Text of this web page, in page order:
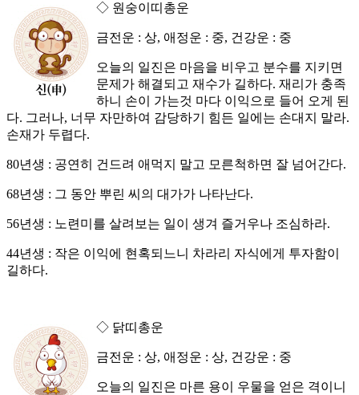
◇ 원숭이띠총운
금전운 : 상, 애정운 : 중, 건강운 : 중
오늘의 일진은 마음을 비우고 분수를 지키면
문제가 해결되고 재수가 길하다. 재리가 충족
하니 손이 가는것 마다 이익으로 들어 오게 된
다. 그러나, 너무 자만하여 감당하기 힘든 일에는 손대지 말라.
손재가 두렵다.
80년생 : 공연히 건드려 애먹지 말고 모른척하면 잘 넘어간다.
68년생 : 그 동안 뿌린 씨의 대가가 나타난다.
56년생 : 노련미를 살려보는 일이 생겨 즐거우나 조심하라.
44년생 : 작은 이익에 현혹되느니 차라리 자식에게 투자함이
길하다.
◇ 닭띠총운
금전운 : 상, 애정운 : 상, 건강운 : 중
오늘의 일진은 마른 용이 우물을 얻은 격이니